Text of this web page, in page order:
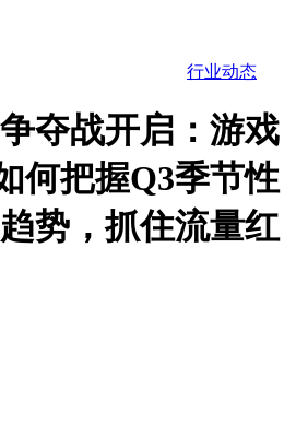
行业动态
夺战开启：游戏
何把握Q3季节性
势，抓住流量红